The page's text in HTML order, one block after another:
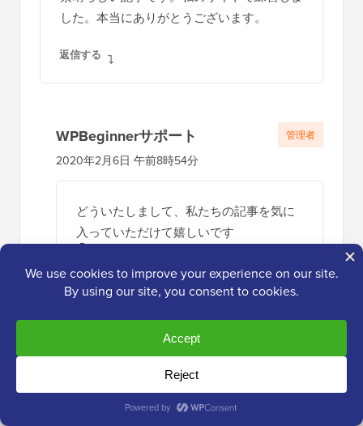
した。本当にありがとうございます。
返信する
WPBeginnerサポート
2020年2月6日 午前8時54分
どういたしまして、私たちの記事を気に
入っていただけて嬉しいです
返信する
管理者
2018年9月20日 午後3時54分